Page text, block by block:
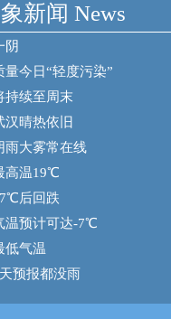
新闻 News
阴
量今日“轻度污染”
持续至周末
汉晴热依旧
雨大雾常在线
高温19℃
后回跌
温预计可达-7℃
低气温
预报都没雨